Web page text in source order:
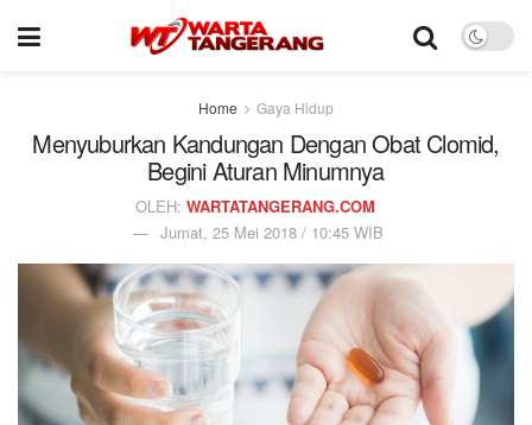
Home Gaya Hidup
Menyuburkan Kandungan Dengan Obat Clomid,
Begini Aturan Minumnya
OLEH: WARTATANGERANG.COM
Jumat, 25 Mei 2018 / 10:45 WIB